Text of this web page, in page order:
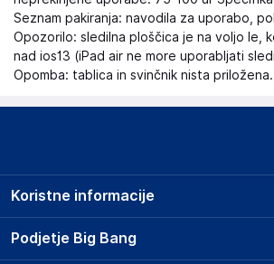
Seznam pakiranja: navodila za uporabo,
Opozorilo: sledilna ploščica je na voljo le,
nad ios13 (iPad air ne more uporabljati
Opomba: tablica in svinčnik nista priložena.
Podjetje Big Bang
Koristne informacije
Prodajna mesta